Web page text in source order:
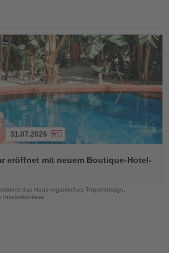
31.07.2026
eröffnet mit neuem Boutique-Hotel-
das Haus organisches Tropendesign,
Inselerlebnisse